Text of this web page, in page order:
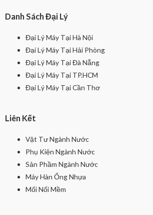
Danh Sách Đại Lý
Đại Lý Máy Tại Hà Nội
Đại Lý Máy Tại Hải Phòng
Đại Lý Máy Tại Đà Nẵng
Đại Lý Máy Tại TP.HCM
Đại Lý Máy Tại Cần Thơ
Liên Kết
Vật Tư Ngành Nước
Phụ Kiện Ngành Nước
Sản Phầm Ngành Nước
Máy Hàn Ống Nhựa
Mối Nối Mềm